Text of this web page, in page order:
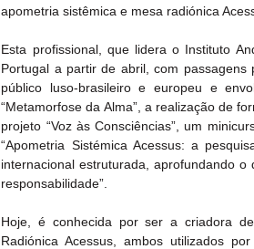
apometria sistêmica e mesa radiónica
Esta profissional, que lidera o Instituto
Portugal a partir de abril, com
público luso-brasileiro e europeu e
“Metamorfose da Alma”, a realização de
projeto “Voz às Consciências”, um
“Apometria Sistémica Acessus: a
internacional estruturada, aprofundando
responsabilidade”.
Hoje, é conhecida por ser a criadora
Radiónica Acessus, ambos utilizados